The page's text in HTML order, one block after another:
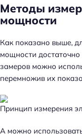
Методы
мощности
Как показано выше,
мощности
замеров можно
перемножив их
Принцип измерения
А можно